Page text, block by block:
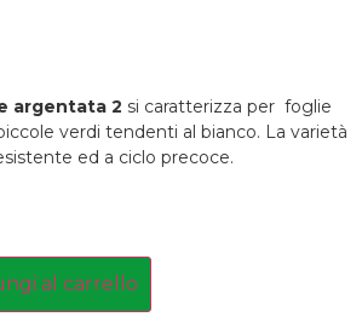
argentata 2 si caratterizza per foglie
verdi tendenti al bianco. La varietà
ed a ciclo precoce.
al carrello